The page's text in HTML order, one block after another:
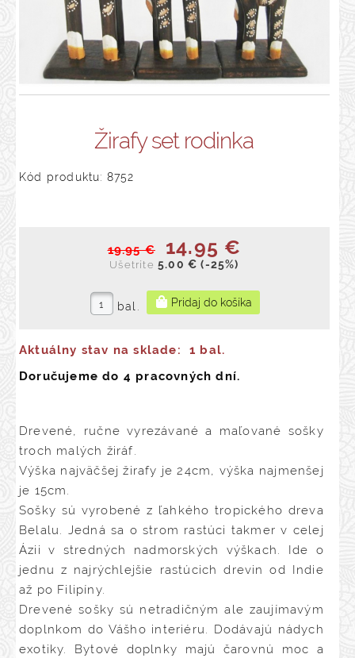
Žirafy set rodinka
Kód produktu: 8752
19.95 € 14.95 €
Ušetríte5.00 € (-25%)
bal.
Aktuálny stav na sklade:
1 bal.
Doručujeme do 4 pracovných dní.
Drevené, ručne vyrezávané a maľované sošky
troch malých žiráf.
Výška najväčšej žirafy je 24cm, výška najmenšej
je 15cm.
Sošky sú vyrobené z ľahkého tropického dreva
Belalu. Jedná sa o strom rastúci takmer v celej
Ázii v stredných nadmorských výškach. Ide o
jednu z najrýchlejšie rastúcich drevin od Indie
až po Filipíny.
Drevené sošky sú netradičným ale zaujímavým
doplnkom do Vášho interiéru. Dodávajú nádych
exotiky. Bytové doplnky majú čarovnú moc a